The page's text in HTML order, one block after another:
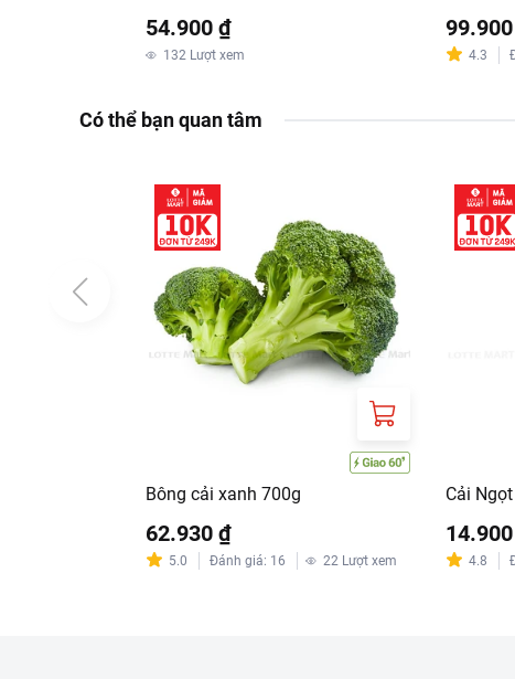
54.900 ₫
132 Lượt xem 4.3
Có thể bạn quan tâm
Bông cải xanh 700g
62.930 ₫
5.0 Đánh giá: 16 22 Lượt xem
Cải
4.8